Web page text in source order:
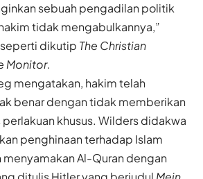
sebuah pengadilan politik
tidak mengabulkannya,”
dikutip The Christian
Monitor.
mengatakan, hakim telah
benar dengan tidak memberikan
khusus. Wilders didakwa
penghinaan terhadap Islam
menyamakan Al-Quran dengan